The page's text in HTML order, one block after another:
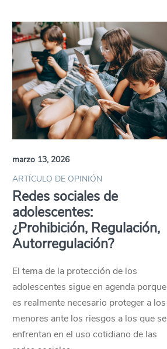
marzo 13, 2026
ARTÍCULO DE OPINIÓN
Redes sociales de
adolescentes:
¿Prohibición, Regulación,
Autorregulación?
El tema de la protección de los
adolescentes sigue en agenda porque
es realmente necesario proteger a los
menores ante los riesgos a los que se
enfrentan en el uso cotidiano de las